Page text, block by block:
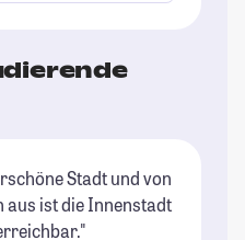
Stadt und von
aus ist die Innenstadt